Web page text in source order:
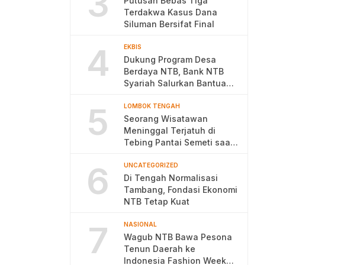
Terdakwa Kasus Dana
Siluman Bersifat Final
4 EKBIS
Dukung Program Desa
Berdaya NTB, Bank NTB
Syariah Salurkan Bantuan
5 LOMBOK TENGAH
Seorang Wisatawan
Meninggal Terjatuh di
Tebing Pantai Semeti saat
6 UNCATEGORIZED
Di Tengah Normalisasi
Tambang, Fondasi Ekonomi
NTB Tetap Kuat
7 NASIONAL
Wagub NTB Bawa Pesona
Tenun Daerah ke
Indonesia Fashion Week